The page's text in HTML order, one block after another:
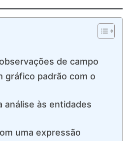
de campo
gráfico padrão com o
análise às entidades
uma expressão